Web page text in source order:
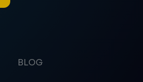
BLOG